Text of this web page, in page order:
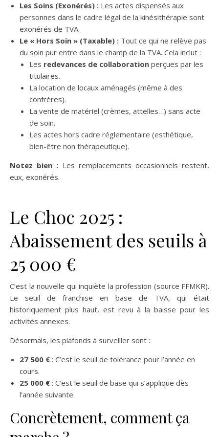
Les Soins (Exonérés) : Les actes dispensés aux
personnes dans le cadre légal de la kinésithérapie sont
exonérés de TVA.
Le « Hors Soin » (Taxable) : Tout ce qui ne relève pas
du soin pur entre dans le champ de la TVA. Cela inclut :
Les redevances de collaboration perçues par les
titulaires.
La location de locaux aménagés (même à des
confrères).
La vente de matériel (crèmes, attelles…) sans acte
de soin.
Les actes hors cadre réglementaire (esthétique,
bien-être non thérapeutique).
Notez bien : Les remplacements occasionnels restent,
eux, exonérés.
Le Choc 2025 :
Abaissement des seuils à
25 000 €
C’est la nouvelle qui inquiète la profession (source FFMKR).
Le seuil de franchise en base de TVA, qui était
historiquement plus haut, est revu à la baisse pour les
activités annexes.
Désormais, les plafonds à surveiller sont :
27 500 € : C’est le seuil de tolérance pour l’année en
cours.
25 000 € : C’est le seuil de base qui s’applique dès
l’année suivante.
Concrètement, comment ça